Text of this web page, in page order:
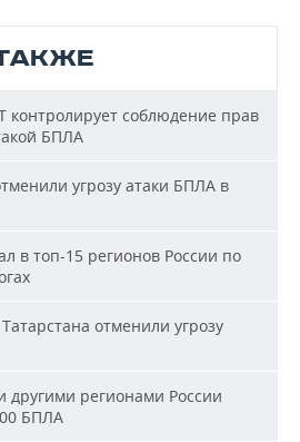
контролирует соблюдение прав
БПЛА
угрозу атаки БПЛА в
в топ-15 регионов России по
отменили угрозу
другими регионами России
БПЛА